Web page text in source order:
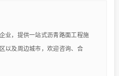
业，提供一站式沥青路面工程施
以及周边城市，欢迎咨询、合